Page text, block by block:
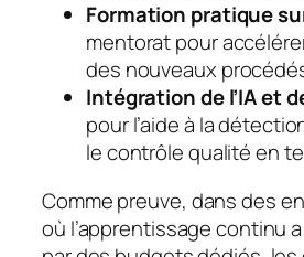
Formation pratique
mentorat pour
des nouveaux
Intégration de l’IA et
pour l’aide à la
le contrôle qualité en
Comme preuve, dans des
où l’apprentissage continu